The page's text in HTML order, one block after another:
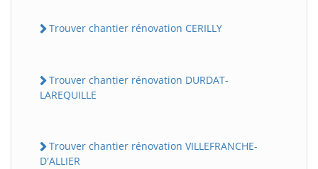
Trouver chantier rénovation CERILLY
Trouver chantier rénovation DURDAT-
LAREQUILLE
Trouver chantier rénovation VILLEFRANCHE-
D'ALLIER